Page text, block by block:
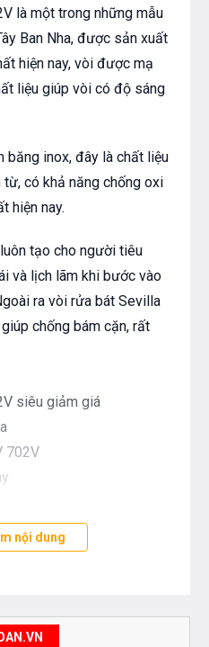
là một trong những mẫu
Ban Nha, được sản xuất
hiện nay, vòi được mạ
liệu giúp vòi có độ sáng
băng inox, đây là chất liệu
có khả năng chống oxi
hiện nay.
tạo cho người tiêu
và lịch lãm khi bước vào
ra vòi rửa bát Sevilla
chống bám cặn, rất
siêu giảm giá
702V
crom
bám cặn
nội dung